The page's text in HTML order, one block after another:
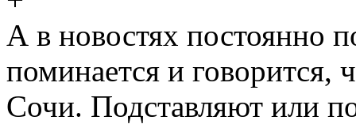
А в новостях постоянно
поминается и говорится,
Сочи. Подставляют или